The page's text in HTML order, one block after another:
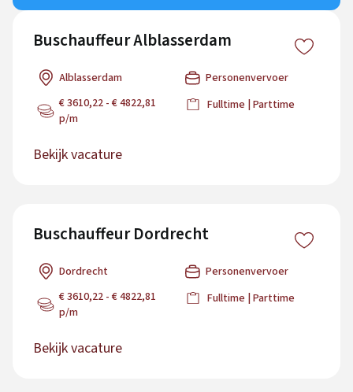
Buschauffeur Alblasserdam
Alblasserdam
Personenvervoer
€ 3610,22 - € 4822,81
p/m
Fulltime | Parttime
Bekijk vacature
Buschauffeur Dordrecht
Dordrecht
Personenvervoer
€ 3610,22 - € 4822,81
p/m
Fulltime | Parttime
Bekijk vacature